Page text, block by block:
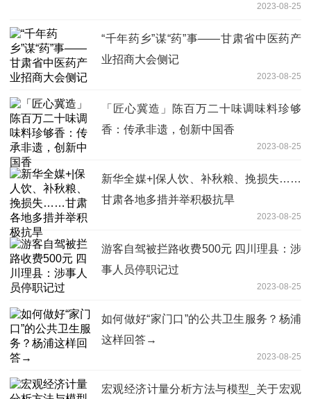
2023-08-25
“千年药乡”谋“药”事——甘肃省中医药产
业招商大会侧记
2023-08-25
「匠心冀造」陈百万二十味调味料珍够
香：传承非遗，创新中国香
2023-08-25
新华全媒+|保人饮、补秋粮、挽损失……
甘肃各地多措并举积极抗旱
2023-08-25
游客自驾被拦路收费500元 四川理县：涉
事人员停职记过
2023-08-25
如何做好“家门口”的公共卫生服务？杨浦
这样回答→
2023-08-25
宏观经济计量分析方法与模型_关于宏观